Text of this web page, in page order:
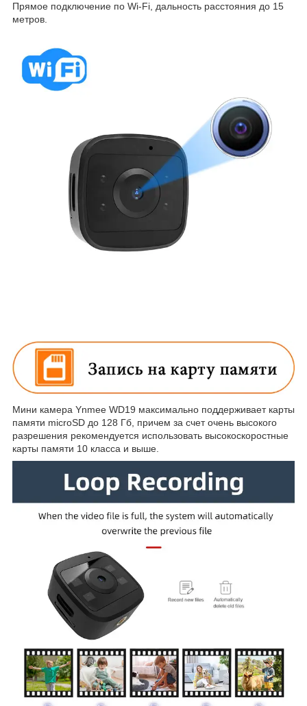
Прямое подключение по Wi-Fi, дальность расстояния до 15
метров.
Мини камера Ynmee WD19 максимально поддерживает карты
памяти microSD до 128 Гб, причем за счет очень высокого
разрешения рекомендуется использовать высокоскоростные
карты памяти 10 класса и выше.